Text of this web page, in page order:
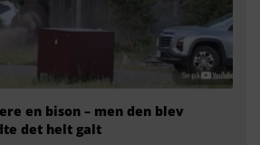
en bison – men den blev
det helt galt